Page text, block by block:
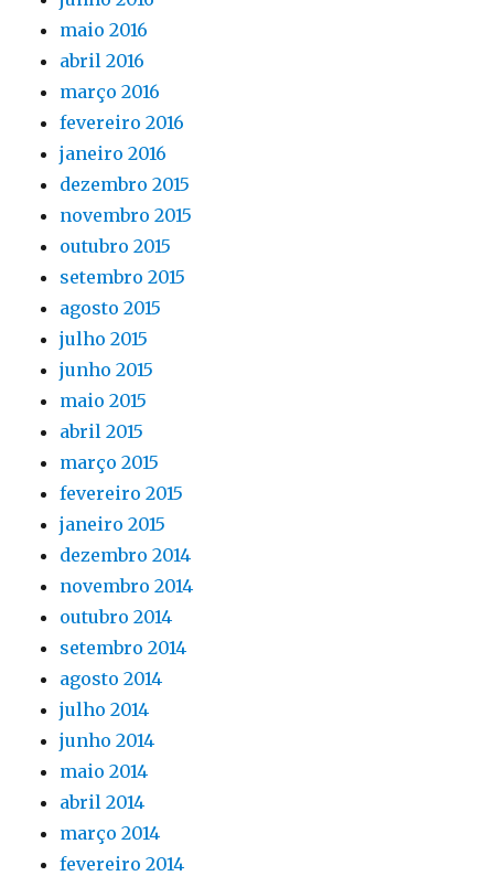
maio 2016
abril 2016
março 2016
fevereiro 2016
janeiro 2016
dezembro 2015
novembro 2015
outubro 2015
setembro 2015
agosto 2015
julho 2015
junho 2015
maio 2015
abril 2015
março 2015
fevereiro 2015
janeiro 2015
dezembro 2014
novembro 2014
outubro 2014
setembro 2014
agosto 2014
julho 2014
junho 2014
maio 2014
abril 2014
março 2014
fevereiro 2014